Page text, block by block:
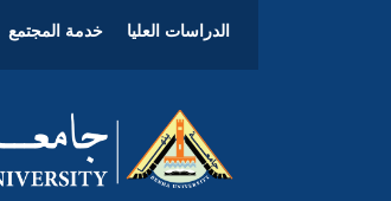
الدراسات العليا خدمة المجتمع